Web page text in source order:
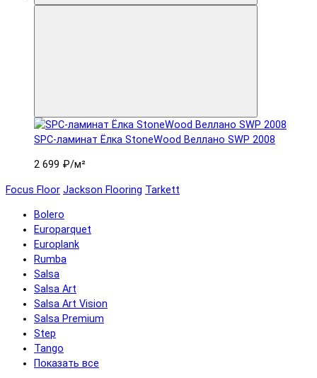
SPC-ламинат Ëлка StoneWood Веллано SWP 2008
2 699 ₽/м²
Focus Floor Jackson Flooring Tarkett
Bolero
Europarquet
Europlank
Rumba
Salsa
Salsa Art
Salsa Art Vision
Salsa Premium
Step
Tango
Показать все